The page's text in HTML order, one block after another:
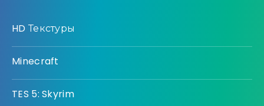
HD Текстуры
Minecraft
TES 5: Skyrim